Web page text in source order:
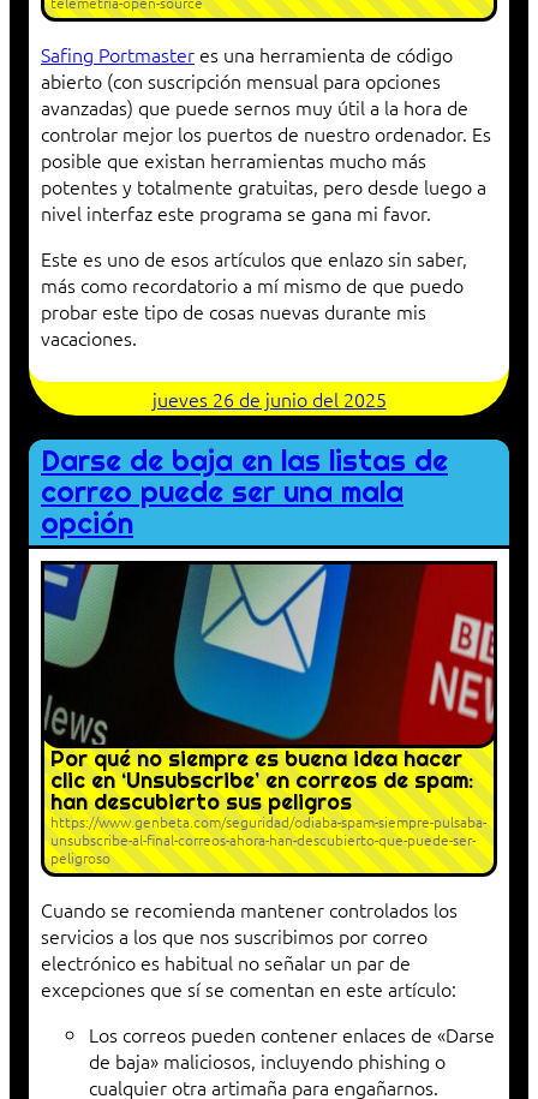
Safing Portmaster es una herramienta de código
abierto (con suscripción mensual para opciones
avanzadas) que puede sernos muy útil a la hora de
controlar mejor los puertos de nuestro ordenador. Es
posible que existan herramientas mucho más
potentes y totalmente gratuitas, pero desde luego a
nivel interfaz este programa se gana mi favor.
Este es uno de esos artículos que enlazo sin saber,
más como recordatorio a mí mismo de que puedo
probar este tipo de cosas nuevas durante mis
vacaciones.
jueves 26 de junio del 2025
Darse de baja en las listas de
correo puede ser una mala
opción
Por qué no siempre es buena idea hacer
clic en ‘Unsubscribe’ en correos de spam:
han descubierto sus peligros
https://www.genbeta.com/seguridad/odiaba-spam-siempre-pulsaba-
unsubscribe-al-final-correos-ahora-han-descubierto-que-puede-ser-
peligroso
Cuando se recomienda mantener controlados los
servicios a los que nos suscribimos por correo
electrónico es habitual no señalar un par de
excepciones que sí se comentan en este artículo:
Los correos pueden contener enlaces de «Darse
de baja» maliciosos, incluyendo phishing o
cualquier otra artimaña para engañarnos.